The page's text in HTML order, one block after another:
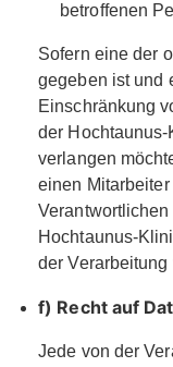
betroffenen
Sofern eine der
gegeben ist und
Einschränkung
der
verlangen
einen
Hochtaunus-
der
f) Recht auf
Jede von der